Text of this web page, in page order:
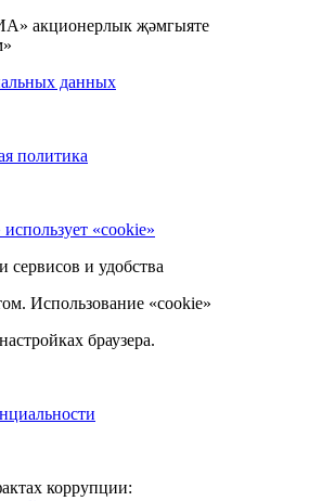
акционерлык җәмгыяте
данных
политика
«cookie»
сервисов и удобства
Использование «cookie»
браузера.
коррупции: